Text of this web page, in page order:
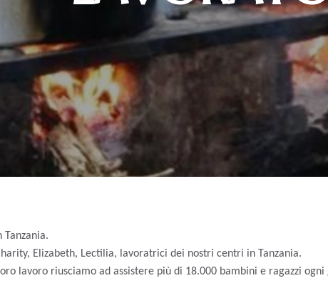
Tanzania.
Elizabeth, Lectilia, lavoratrici dei nostri centri in Tanzania.
lavoro riusciamo ad assistere più di 18.000 bambini e ragazzi ogni